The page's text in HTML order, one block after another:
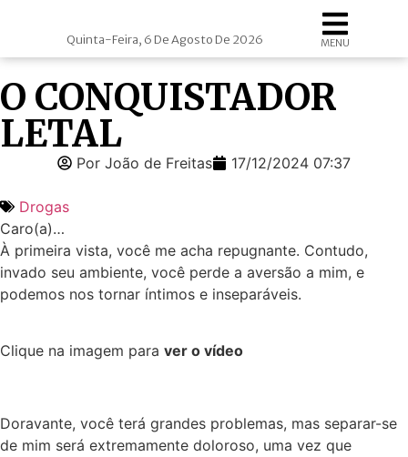
Quinta-Feira, 6 De Agosto De 2026 MENU
O CONQUISTADOR
LETAL
Por João de Freitas 17/12/2024 07:37
Drogas
Caro(a)…
À primeira vista, você me acha repugnante. Contudo,
invado seu ambiente, você perde a aversão a mim, e
podemos nos tornar íntimos e inseparáveis.
Clique na imagem para ver o vídeo
Doravante, você terá grandes problemas, mas separar-se
de mim será extremamente doloroso, uma vez que